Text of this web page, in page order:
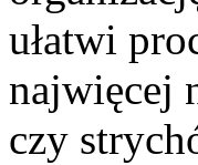
ułatwi
najwięcej
czy